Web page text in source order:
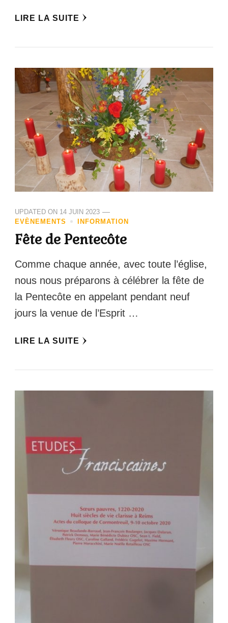
LIRE LA SUITE
UPDATED ON 14 JUIN 2023
EVÈNEMENTS
INFORMATION
Fête de Pentecôte
Comme chaque année, avec toute l’église,
nous nous préparons à célébrer la fête de
la Pentecôte en appelant pendant neuf
jours la venue de l’Esprit …
LIRE LA SUITE